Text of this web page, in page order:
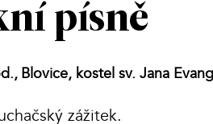
písně
Blovice, kostel sv. Jana
zážitek.